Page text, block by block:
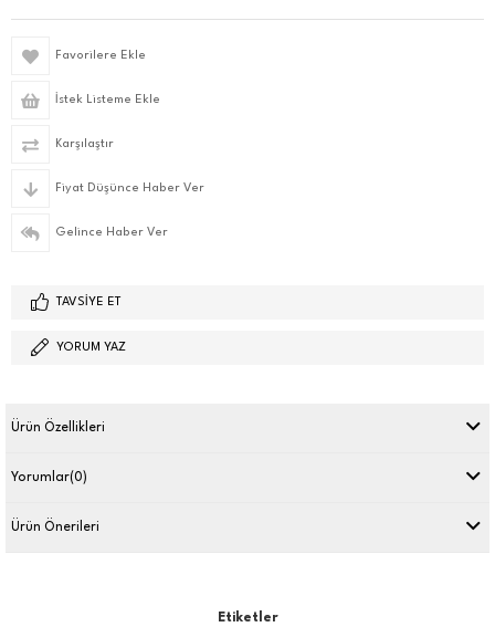
Favorilere Ekle
İstek Listeme Ekle
Karşılaştır
Fiyat Düşünce Haber Ver
Gelince Haber Ver
TAVSIYE ET
YORUM YAZ
Ürün Özellikleri
Yorumlar(0)
Ürün Önerileri
Etiketler